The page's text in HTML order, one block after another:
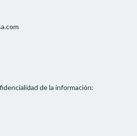
de la información: